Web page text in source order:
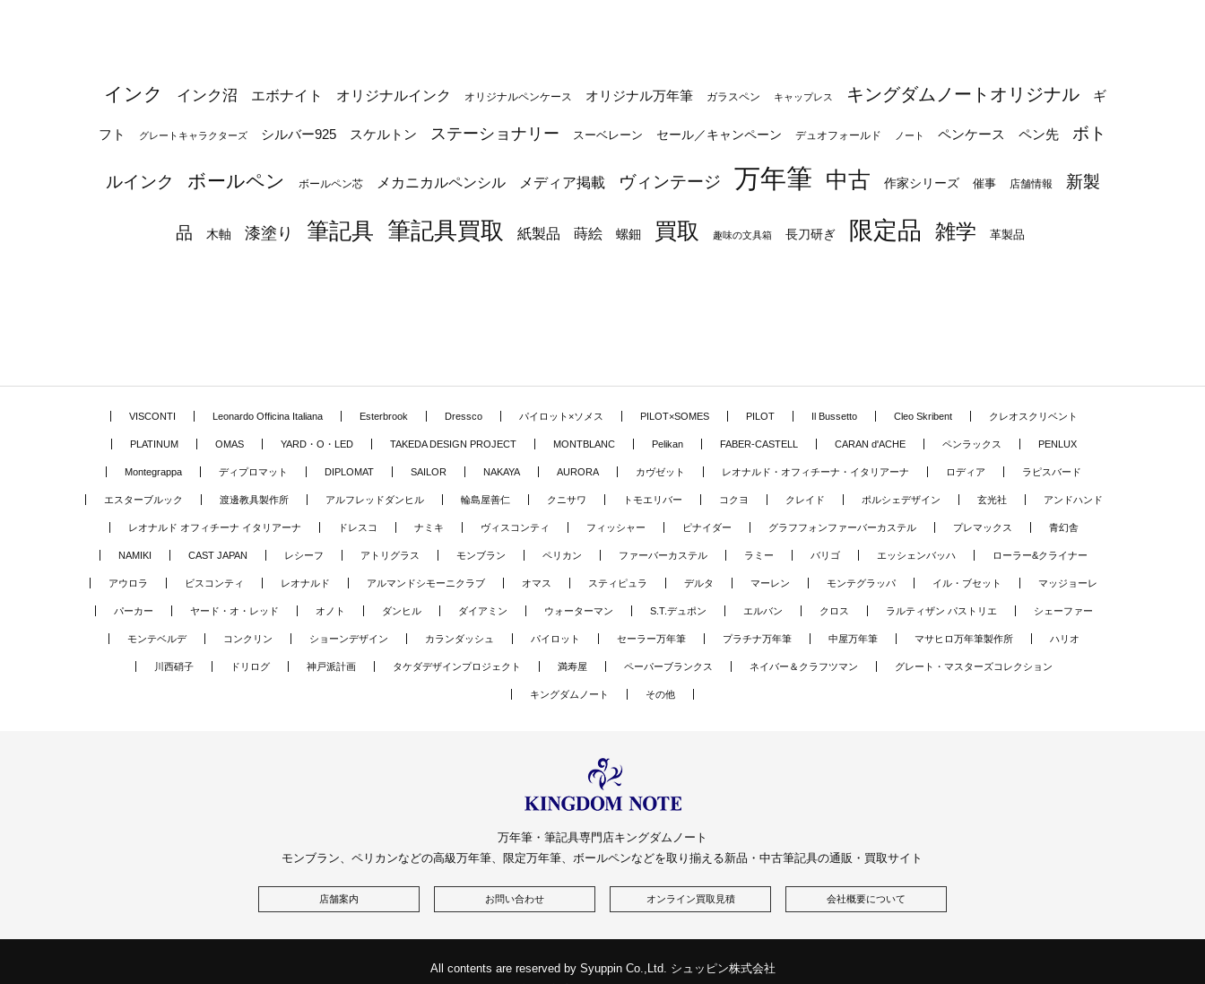
インク インク沼 エボナイト オリジナルインク オリジナルペンケース オリジナル万年筆 ガラスペン キャップレス キングダムノートオリジナル ギ
フト グレートキャラクターズ シルバー925 スケルトン ステーショナリー スーベレーン セール／キャンペーン デュオフォールド ノート ペンケース ペン先 ボト
ルインク ボールペン ボールペン芯 メカニカルペンシル メディア掲載 ヴィンテージ 万年筆 中古 作家シリーズ 催事 店舗情報 新製
品 木軸 漆塗り 筆記具 筆記具買取 紙製品 蒔絵 螺鈿 買取 趣味の文具箱 長刀研ぎ 限定品 雑学 革製品
VISCONTI Leonardo Officina Italiana Esterbrook Dressco パイロット×ソメス PILOT×SOMES PILOT Il Bussetto Cleo Skribent クレオスクリベント
PLATINUM OMAS YARD・O・LED TAKEDA DESIGN PROJECT MONTBLANC Pelikan FABER-CASTELL CARAN d'ACHE ペンラックス PENLUX
Montegrappa ディプロマット DIPLOMAT SAILOR NAKAYA AURORA カヴゼット レオナルド・オフィチーナ・イタリアーナ ロディア ラピスバード
エスターブルック 渡邊教具製作所 アルフレッドダンヒル 輪島屋善仁 クニサワ トモエリバー コクヨ クレイド ポルシェデザイン 玄光社 アンドハンド
レオナルド オフィチーナ イタリアーナ ドレスコ ナミキ ヴィスコンティ フィッシャー ピナイダー グラフフォンファーバーカステル プレマックス 青幻舎
NAMIKI CAST JAPAN レシーフ アトリグラス モンブラン ペリカン ファーバーカステル ラミー バリゴ エッシェンバッハ ローラー&クライナー
アウロラ ビスコンティ レオナルド アルマンドシモーニクラブ オマス スティピュラ デルタ マーレン モンテグラッパ イル・ブセット マッジョーレ
パーカー ヤード・オ・レッド オノト ダンヒル ダイアミン ウォーターマン S.T.デュポン エルバン クロス ラルティザン パストリエ シェーファー
モンテベルデ コンクリン ショーンデザイン カランダッシュ パイロット セーラー万年筆 プラチナ万年筆 中屋万年筆 マサヒロ万年筆製作所 ハリオ
川西硝子 ドリログ 神戸派計画 タケダデザインプロジェクト 満寿屋 ペーパーブランクス ネイバー＆クラフツマン グレート・マスターズコレクション
キングダムノート その他
万年筆・筆記具専門店キングダムノート
モンブラン、ペリカンなどの高級万年筆、限定万年筆、ボールペンなどを取り揃える新品・中古筆記具の通販・買取サイト
店舗案内 お問い合わせ オンライン買取見積 会社概要について
All contents are reserved by Syuppin Co.,Ltd. シュッピン株式会社